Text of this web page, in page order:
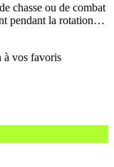
chasse ou de combat
pendant la rotation…